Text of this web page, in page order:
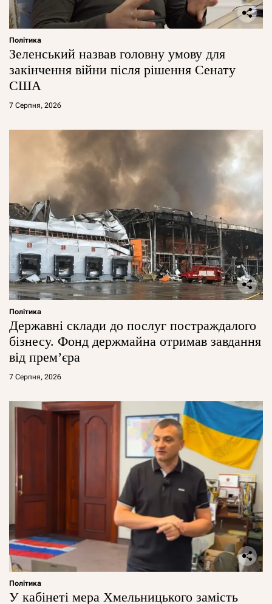
Політика
Зеленський назвав головну умову для
закінчення війни після рішення Сенату
США
7 Серпня, 2026
Політика
Державні склади до послуг постраждалого
бізнесу. Фонд держмайна отримав завдання
від прем’єра
7 Серпня, 2026
Політика
У кабінеті мера Хмельницького замість